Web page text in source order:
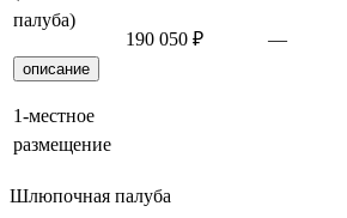
палуба)
описание
1-местное
размещение
190 050 ₽ —
Шлюпочная палуба